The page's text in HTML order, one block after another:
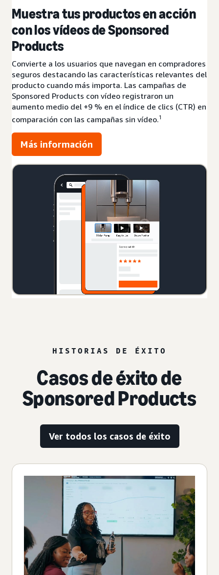
Muestra tus productos en acción
con los vídeos de Sponsored
Products
Convierte a los usuarios que navegan en compradores
seguros destacando las características relevantes del
producto cuando más importa. Las campañas de
Sponsored Products con vídeo registraron un
aumento medio del +9 % en el índice de clics (CTR) en
comparación con las campañas sin vídeo.1
Más información
HISTORIAS DE ÉXITO
Casos de éxito de
Sponsored Products
Ver todos los casos de éxito